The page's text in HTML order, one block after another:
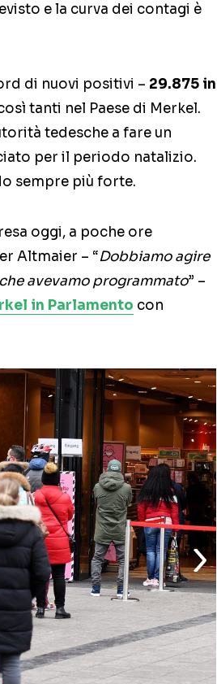
e la curva dei contagi è
di nuovi positivi – 29.875 in
tanti nel Paese di Merkel.
tedesche a fare un
per il periodo natalizio.
sempre più forte.
oggi, a poche ore
Altmaier – “Dobbiamo agire
avevamo programmato” –
in Parlamento con